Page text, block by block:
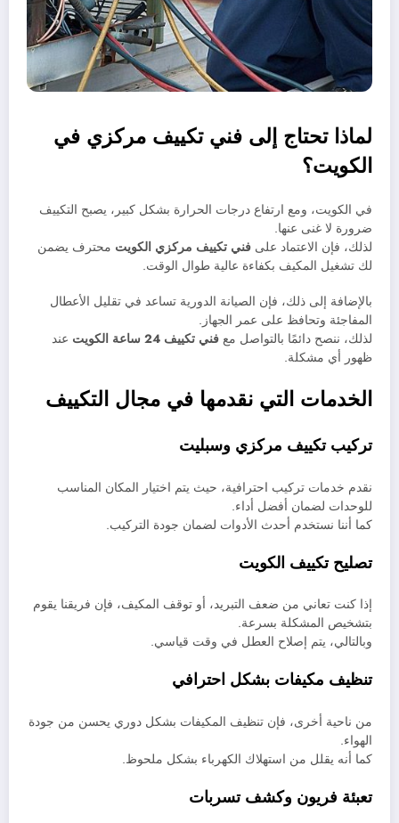
لماذا تحتاج إلى فني تكييف مركزي في
الكويت؟
في الكويت، ومع ارتفاع درجات الحرارة بشكل كبير، يصبح التكييف
ضرورة لا غنى عنها.
لذلك، فإن الاعتماد على فني تكييف مركزي الكويت محترف يضمن
لك تشغيل المكيف بكفاءة عالية طوال الوقت.
بالإضافة إلى ذلك، فإن الصيانة الدورية تساعد في تقليل الأعطال
المفاجئة وتحافظ على عمر الجهاز.
لذلك، ننصح دائمًا بالتواصل مع فني تكييف 24 ساعة الكويت
عند
ظهور أي مشكلة.
الخدمات التي نقدمها في مجال التكييف
تركيب تكييف مركزي وسبليت
نقدم خدمات تركيب احترافية، حيث يتم اختيار المكان المناسب
للوحدات لضمان أفضل أداء.
كما أننا نستخدم أحدث الأدوات لضمان جودة التركيب.
تصليح تكييف الكويت
إذا كنت تعاني من ضعف التبريد، أو توقف المكيف، فإن فريقنا يقوم
بتشخيص المشكلة بسرعة.
وبالتالي، يتم إصلاح العطل في وقت قياسي.
تنظيف مكيفات بشكل احترافي
من ناحية أخرى، فإن تنظيف المكيفات بشكل دوري يحسن من جودة
الهواء.
كما أنه يقلل من استهلاك الكهرباء بشكل ملحوظ.
تعبئة فريون وكشف تسربات